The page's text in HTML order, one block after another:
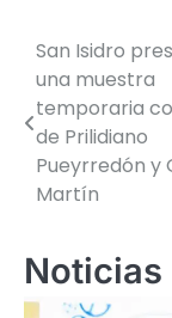
de
entradas
San Isidro
una muestra
temporaria
de Prilidiano
Pueyrredón y
Martín
Noticias